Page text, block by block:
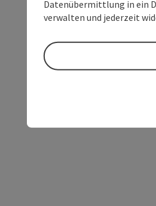
Datenübermittlung in ein
verwalten und jederzeit